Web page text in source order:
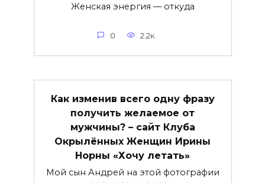
Женская энергия — откуда
0 2.2к.
Как изменив всего одну фразу
получить желаемое от
мужчины? – сайт Клуба
Окрылённых Женщин Ирины
Норны «Хочу летать»
Мой сын Андрей на этой фотографии